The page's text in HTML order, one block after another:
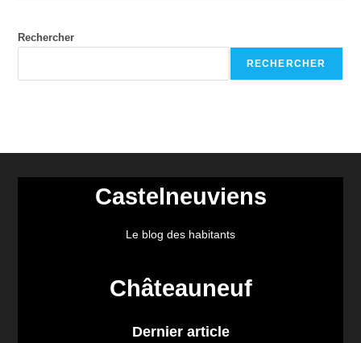
Rechercher
RECHERCHER
Castelneuviens
Le blog des habitants
Châteauneuf
Dernier article